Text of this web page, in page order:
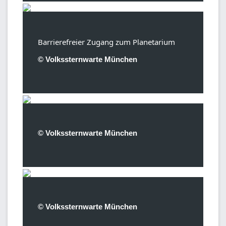
Barrierefreier Zugang zum Planetarium
© Volkssternwarte München
© Volkssternwarte München
© Volkssternwarte München